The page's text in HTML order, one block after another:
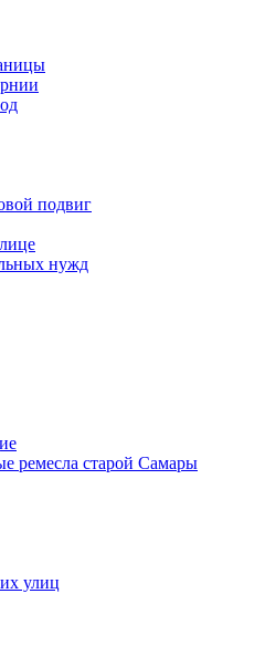
подвиг
нужд
ремесла старой Самары
улиц